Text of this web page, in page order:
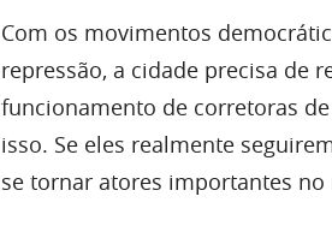
Com os movimentos
repressão, a cidade precisa de
funcionamento de corretoras
isso. Se eles realmente
se tornar atores importantes no